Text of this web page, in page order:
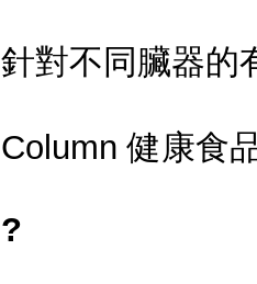
針對不同臟器的
Column 健康食
?